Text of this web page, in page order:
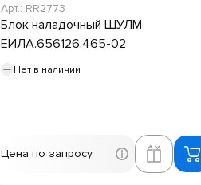
Арт.: RR2773
Блок наладочный ШУЛМ
ЕИЛА.656126.465-02
Нет в наличии
Цена по запросу